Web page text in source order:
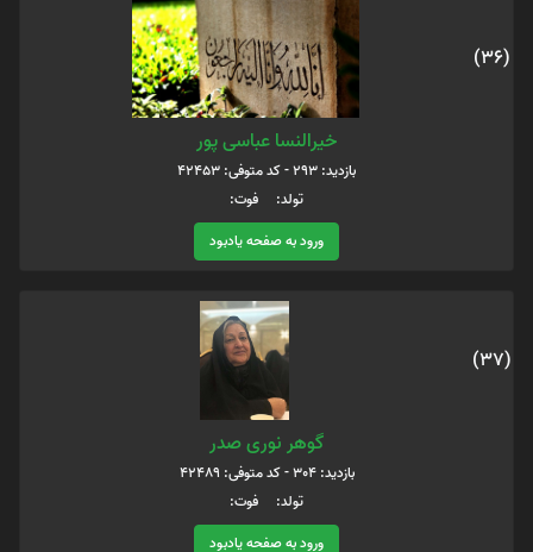
(36)
خیرالنسا عباسی پور
بازدید: 293 - کد متوفی: 42453
تولد: فوت:
ورود به صفحه یادبود
(37)
گوهر نوری صدر
بازدید: 304 - کد متوفی: 42489
تولد: فوت:
ورود به صفحه یادبود